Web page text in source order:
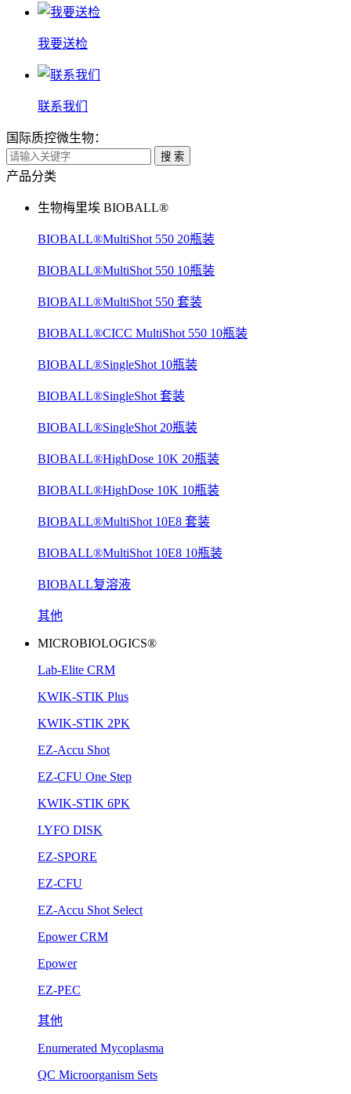
我要送检
联系我们
国际质控微生物：
搜 索
产品分类
生物梅里埃 BIOBALL®
BIOBALL®MultiShot 550 20瓶装
BIOBALL®MultiShot 550 10瓶装
BIOBALL®MultiShot 550 套装
BIOBALL®CICC MultiShot 550 10瓶装
BIOBALL®SingleShot 10瓶装
BIOBALL®SingleShot 套装
BIOBALL®SingleShot 20瓶装
BIOBALL®HighDose 10K 20瓶装
BIOBALL®HighDose 10K 10瓶装
BIOBALL®MultiShot 10E8 套装
BIOBALL®MultiShot 10E8 10瓶装
BIOBALL复溶液
其他
MICROBIOLOGICS®
Lab-Elite CRM
KWIK-STIK Plus
KWIK-STIK 2PK
EZ-Accu Shot
EZ-CFU One Step
KWIK-STIK 6PK
LYFO DISK
EZ-SPORE
EZ-CFU
EZ-Accu Shot Select
Epower CRM
Epower
EZ-PEC
其他
Enumerated Mycoplasma
QC Microorganism Sets